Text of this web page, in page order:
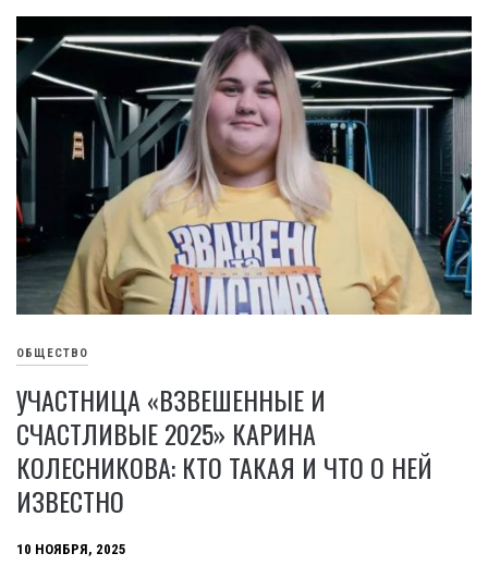
ОБЩЕСТВО
УЧАСТНИЦА «ВЗВЕШЕННЫЕ И
СЧАСТЛИВЫЕ 2025» КАРИНА
КОЛЕСНИКОВА: КТО ТАКАЯ И ЧТО О НЕЙ
ИЗВЕСТНО
10 НОЯБРЯ, 2025